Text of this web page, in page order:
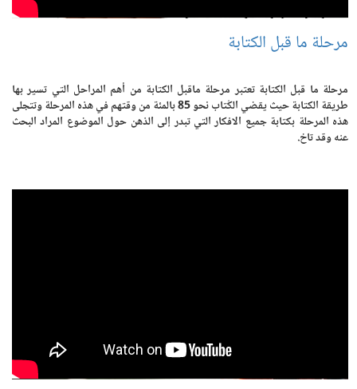
مرحلة ما قبل الكتابة
مرحلة ما قبل الكتابة تعتبر مرحلة ماقبل الكتابة من أهم المراحل التي تسير بها
طريقة الكتابة حيث يقضي الكُتاب نحو 85 بالمئة من وقتهم في هذه المرحلة وتتجلى
هذه المرحلة بكتابة جميع الافكار التي تبدر إلى الذهن حول الموضوع المراد البحث
عنه وقد تاخ.